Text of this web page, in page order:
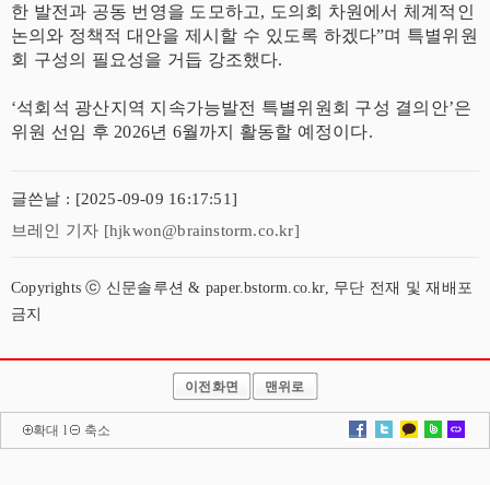
한 발전과 공동 번영을 도모하고, 도의회 차원에서 체계적인
논의와 정책적 대안을 제시할 수 있도록 하겠다”며 특별위원
회 구성의 필요성을 거듭 강조했다.
‘석회석 광산지역 지속가능발전 특별위원회 구성 결의안’은
위원 선임 후 2026년 6월까지 활동할 예정이다.
글쓴날 : [2025-09-09 16:17:51]
브레인 기자 [hjkwon@brainstorm.co.kr]
Copyrights ⓒ 신문솔루션 & paper.bstorm.co.kr, 무단 전재 및 재배포
금지
이전화면 맨위로
확대 l 축소